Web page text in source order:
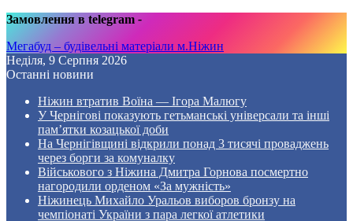
Замовлення в telegram -
Мегабуд – будівельні матеріали м.Ніжин
Неділя, 9 Серпня 2026
Останні новини
Ніжин втратив Воїна — Ігора Малюгу
У Чернігові показують гетьманські універсали та інші
пам’ятки козацької доби
На Чернігівщині відкрили понад 3 тисячі проваджень
через борги за комуналку
Військового з Ніжина Дмитра Горнова посмертно
нагородили орденом «За мужність»
Ніжинець Михайло Уральов виборов бронзу на
чемпіонаті України з пара легкої атлетики